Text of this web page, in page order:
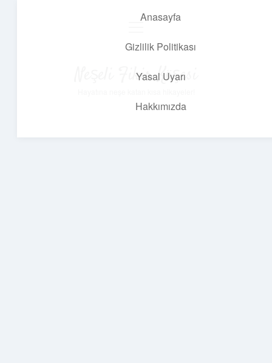
Anasayfa
Gizlilik Politikası
Yasal Uyarı
Hakkımızda
Neşeli Fikir Köşesi